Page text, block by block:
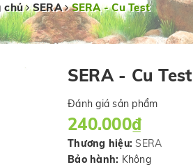
chủ SERA SERA - Cu Test
SERA - Cu Test
Đánh giá sản phẩm
240.000₫
Thương hiệu: SERA
Bảo hành: Không